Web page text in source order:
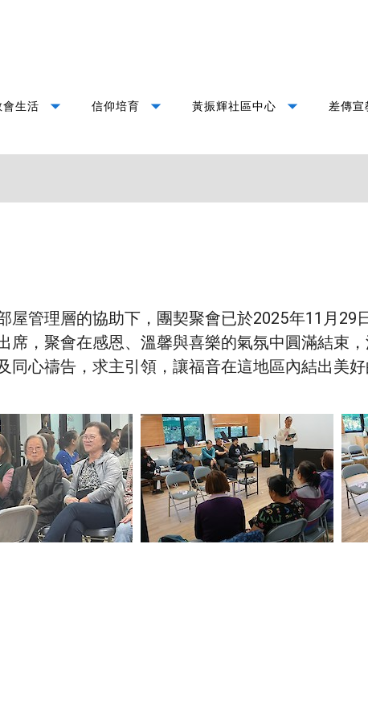
會生活 arrow_drop_down 信仰培育 arrow_drop_down 黃振輝社區中心 arrow_drop_down 差傳宣
屋管理層的協助下，團契聚會已於2025年11月29
席，聚會在感恩、溫馨與喜樂的氣氛中圓滿結束
同心禱告，求主引領，讓福音在這地區內結出美